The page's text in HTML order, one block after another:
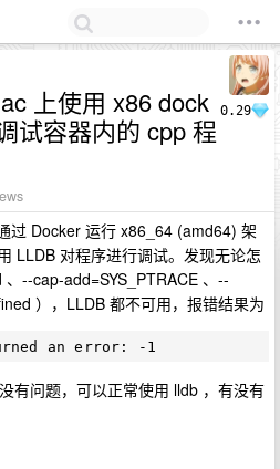
0.29
上使用 x86 dock
试容器内的 cpp 程
过 Docker 运行 x86_64 (amd64) 架
LLDB 对程序进行调试。发现无论怎
--cap-add=SYS_PTRACE 、--
），LLDB 都不可用，报错结果为
有问题，可以正常使用 lldb ，有没有